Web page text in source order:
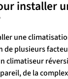
installer
une
plusieurs
climatiseur
de la